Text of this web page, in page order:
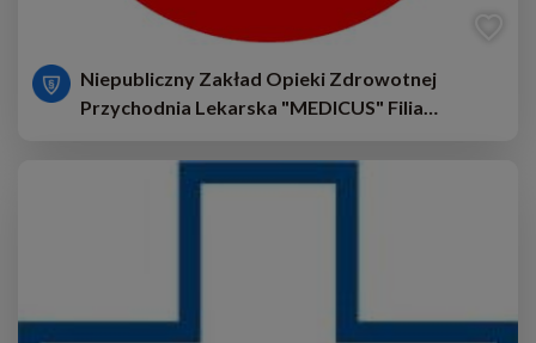
Niepubliczny Zakład Opieki Zdrowotnej
Przychodnia Lekarska "MEDICUS" Filia